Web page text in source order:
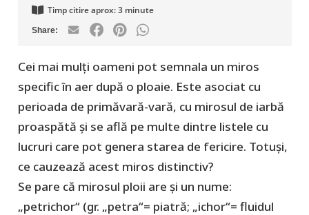
Timp citire aprox: 3 minute
Cei mai mulți oameni pot semnala un miros
specific în aer după o ploaie. Este asociat cu
perioada de primăvară-vară, cu mirosul de iarbă
proaspătă și se află pe multe dintre listele cu
lucruri care pot genera starea de fericire. Totuși,
ce cauzează acest miros distinctiv?
Se pare că mirosul ploii are și un nume:
„petrichor“ (gr. „petra“= piatră; „ichor“= fluidul